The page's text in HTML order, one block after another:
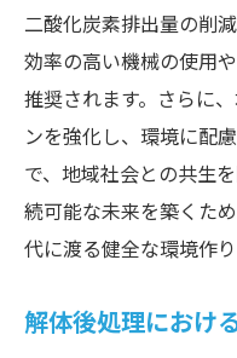
二酸化炭素排出量の削
効率の高い機械の使用
推奨されます。さらに
ンを強化し、環境に配
で、地域社会との共生
続可能な未来を築くた
代に渡る健全な環境作り
解体後処理におけ